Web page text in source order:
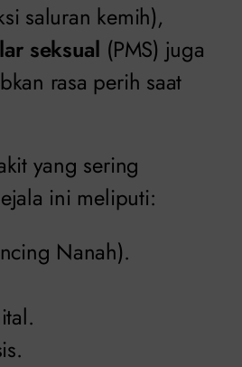
saluran kemih),
seksual (PMS) juga
rasa perih saat
yang sering
ini meliputi:
Nanah).